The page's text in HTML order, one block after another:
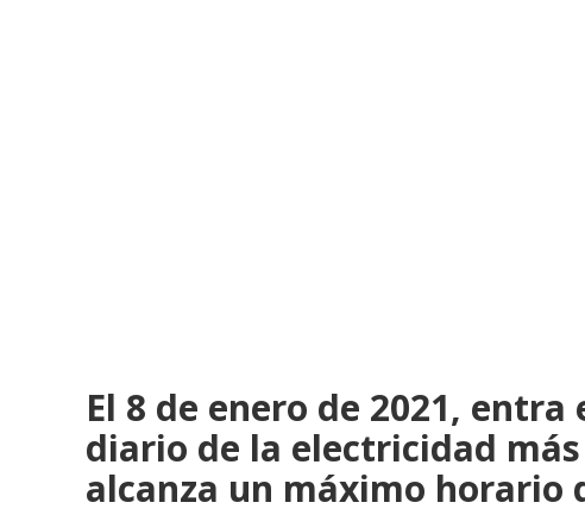
El 8 de enero de 2021,
diario de la electricidad
alcanza un máximo horario